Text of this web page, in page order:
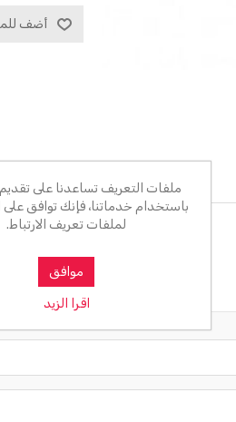
أضف
ملفات التعريف تساعدنا على
باستخدام خدماتنا، فإنك توافق
لملفات تعريف الارتباط.
موافق
اقرا الزيد